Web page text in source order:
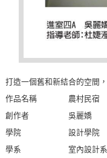
打造一個舊和新結合的空間
作品名稱 農村民宿
創作者 吳麗嬌
學院 設計學院
學系 室內設計系